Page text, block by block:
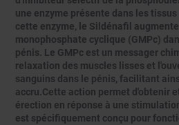
une enzyme présente dans les
cette enzyme, le Sildénafil
monophosphate cyclique (GMPc)
pénis. Le GMPc est un messager
relaxation des muscles lisses et
sanguins dans le pénis, facilitant
accru.Cette action permet d'obtenir
érection en réponse à une
est spécifiquement conçu pour